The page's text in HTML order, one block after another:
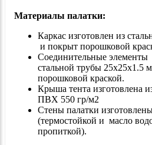
Материалы палатки:
Каркас изготовлен из
и покрыт порошковой
Соединительные элементы
стальной трубы 25x25x1.5
порошковой краской.
Крыша тента изготовлена
ПВХ 550 гр/м2
Стены палатки
(термостойкой и масло
пропиткой).